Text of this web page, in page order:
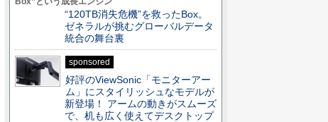
“120TB消失危機”を救ったBox。
ゼネラルが挑むグローバルデータ
統合の舞台裏
sponsored
好評のViewSonic「モニターアー
ム」にスタイリッシュなモデルが
新登場！ アームの動きがスムーズ
で、机も広く使えてデスクトップ